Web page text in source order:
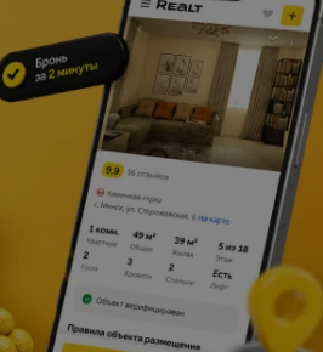
и неравноценные союзы
и ответственности
внутри коллабораций
вокруг контента, бренда,
для бизнеса
до запуска